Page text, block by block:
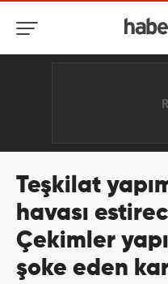
Teşkilat
havası
Çekimler
şoke eden